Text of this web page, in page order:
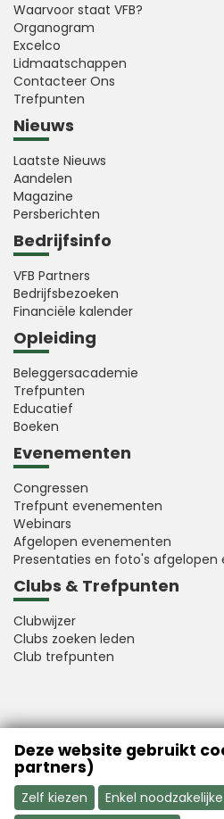
Waarvoor staat VFB?
Organogram
Excelco
Lidmaatschappen
Contacteer Ons
Trefpunten
Nieuws
Laatste Nieuws
Aandelen
Magazine
Persberichten
Bedrijfsinfo
VFB Partners
Bedrijfsbezoeken
Financiële kalender
Opleiding
Beleggersacademie
Trefpunten
Educatief
Boeken
Evenementen
Congressen
Trefpunt evenementen
Webinars
Afgelopen evenementen
Presentaties en foto's afgelopen
Clubs & Trefpunten
Clubwijzer
Clubs zoeken leden
Club trefpunten
VFB is a member of
Deze website gebruikt
partners)
Zelf kiezen
Enkel